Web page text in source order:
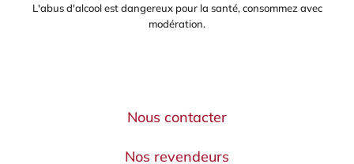
L'abus d'alcool est dangereux pour la santé, consommez avec
modération.
Nous contacter
Nos revendeurs